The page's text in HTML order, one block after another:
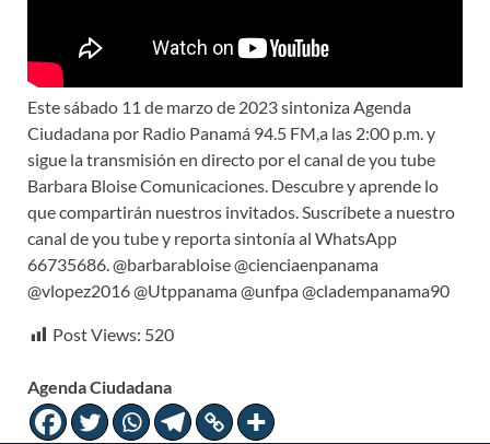
Este sábado 11 de marzo de 2023 sintoniza Agenda
Ciudadana por Radio Panamá 94.5 FM,a las 2:00 p.m. y
sigue la transmisión en directo por el canal de you tube
Barbara Bloise Comunicaciones. Descubre y aprende lo
que compartirán nuestros invitados. Suscríbete a nuestro
canal de you tube y reporta sintonía al WhatsApp
66735686. @barbarabloise @cienciaenpanama
@vlopez2016 @Utppanama @unfpa @cladempanama90
Post Views: 520
Agenda Ciudadana